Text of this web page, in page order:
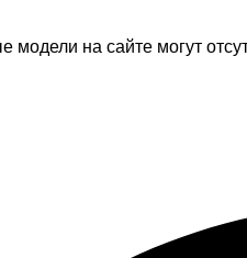
модели на сайте могут